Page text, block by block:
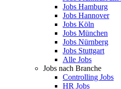
Jobs Hamburg
Jobs Hannover
Jobs Köln
Jobs München
Jobs Nürnberg
Jobs Stuttgart
Alle Jobs
Jobs nach Branche
Controlling Jobs
HR Jobs